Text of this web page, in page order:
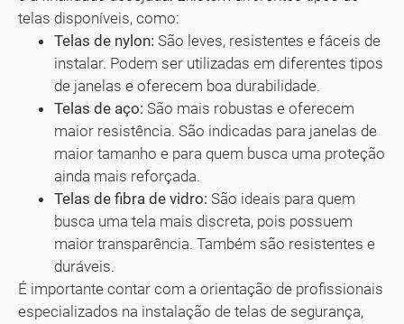
telas disponíveis, como:
Telas de nylon: São leves, resistentes e fáceis de
instalar. Podem ser utilizadas em diferentes tipos
de janelas e oferecem boa durabilidade.
Telas de aço: São mais robustas e oferecem
maior resistência. São indicadas para janelas de
maior tamanho e para quem busca uma proteção
ainda mais reforçada.
Telas de fibra de vidro: São ideais para quem
busca uma tela mais discreta, pois possuem
maior transparência. Também são resistentes e
duráveis.
É importante contar com a orientação de profissionais
especializados na instalação de telas de segurança,